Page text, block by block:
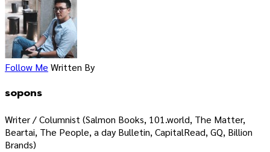
Follow Me Written By
sopons
Writer / Columnist (Salmon Books, 101.world, The Matter,
Beartai, The People, a day Bulletin, CapitalRead, GQ, Billion
Brands)